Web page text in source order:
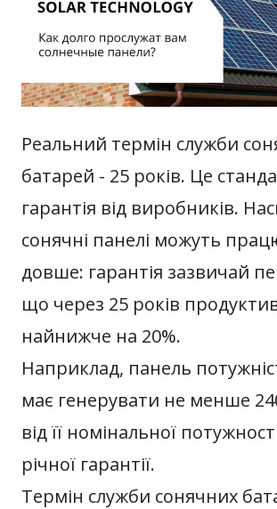
Реальний термін служби
батарей - 25 років. Це
гарантія від виробників.
сонячні панелі можуть
довше: гарантія зазвичай
що через 25 років
найнижче на 20%.
Наприклад, панель
має генерувати не менше
від її номінальної
річної гарантії.
Термін служби сонячних